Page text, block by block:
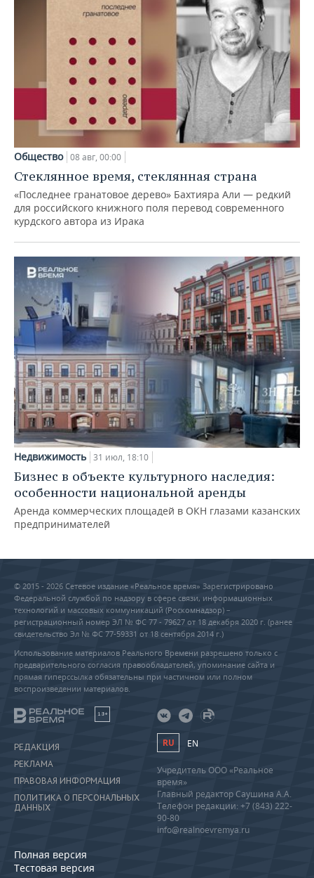
Общество 08 авг, 00:00
Стеклянное время, стеклянная страна
«Последнее гранатовое дерево» Бахтияра Али — редкий
для российского книжного поля перевод современного
курдского автора из Ирака
Недвижимость 31 июл, 18:10
Бизнес в объекте культурного наследия:
особенности национальной аренды
Аренда коммерческих площадей в ОКН глазами казанских
предпринимателей
© 2015 - 2026 Сетевое издание «Реальное время» Зарегистрировано
Федеральной службой по надзору в сфере связи, информационных
технологий и массовых коммуникаций (Роскомнадзор) –
регистрационный номер ЭЛ № ФС 77 - 79627 от 18 декабря 2020 г. (ранее
свидетельство Эл № ФС 77-59331 от 18 сентября 2014 г.)
Использование материалов Реального Времени разрешено только с
предварительного согласия правообладателей, упоминание сайта и
прямая гиперссылка обязательны при частичном или полном
воспроизведении материалов.
18+
РЕДАКЦИЯ
РЕКЛАМА
ПРАВОВАЯ ИНФОРМАЦИЯ
ПОЛИТИКА О ПЕРСОНАЛЬНЫХ
ДАННЫХ
Полная версия
Тестовая версия
RU EN
Учредитель ООО «Реальное
время»
Главный редактор Саушина А.А.
Телефон редакции: +7 (843) 222-
90-80
info@realnoevremya.ru